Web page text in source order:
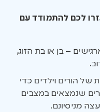
לכם להתמודד עם
– בן או בת הזוג,
של הורים וילדים כדי
שנמצאים במצבים
מניסיונם.